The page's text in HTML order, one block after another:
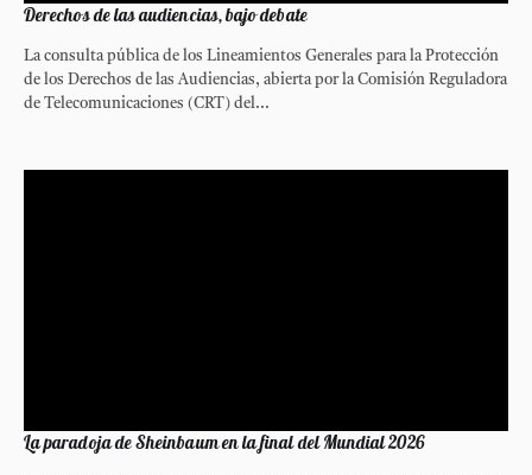
Derechos de las audiencias, bajo debate
La consulta pública de los Lineamientos Generales para la Protección
de los Derechos de las Audiencias, abierta por la Comisión Reguladora
de Telecomunicaciones (CRT) del...
La paradoja de Sheinbaum en la final del Mundial 2026